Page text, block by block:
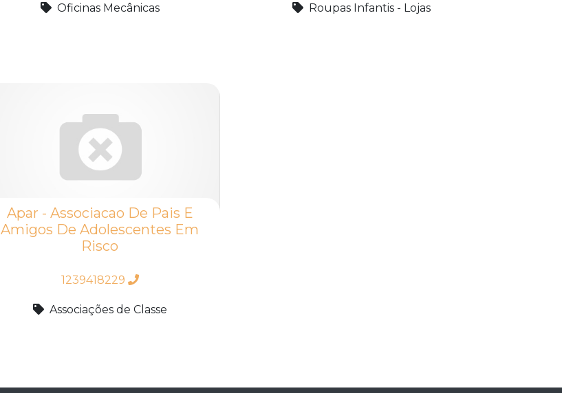
Oficinas Mecânicas Roupas Infantis - Lojas
Apar - Associacao De Pais E
Amigos De Adolescentes Em
Risco
1239418229
Associações de Classe